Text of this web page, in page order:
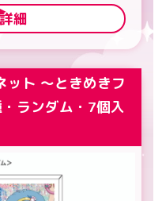
細
ット ～ときめきフ
ランダム・7個入